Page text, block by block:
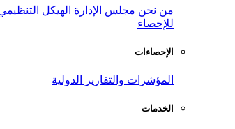
من نحن مجلس الإدارة الهيكل
للإحصاء
الإحصاءات
المؤشرات والتقارير الدولية
الخدمات